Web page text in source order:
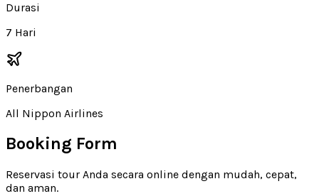
Durasi
7 Hari
Penerbangan
All Nippon Airlines
Booking Form
Reservasi tour Anda secara online dengan mudah, cepat,
dan aman.